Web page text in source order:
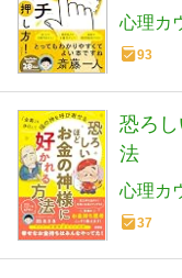
心理カ
93
恐ろ
法
心理カ
37